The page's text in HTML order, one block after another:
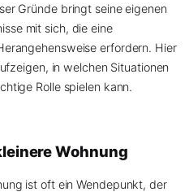
Gründe bringt seine eigenen
mit sich, die eine
erfordern. Hier
in welchen Situationen
Rolle spielen kann.
Wohnung
ist oft ein Wendepunkt, der